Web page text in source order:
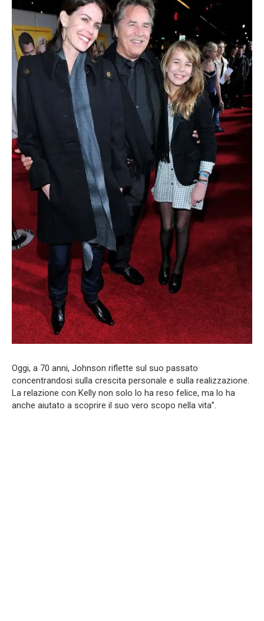
Oggi, a 70 anni, Johnson riflette sul suo passato
concentrandosi sulla crescita personale e sulla realizzazione.
La relazione con Kelly non solo lo ha reso felice, ma lo ha
anche aiutato a scoprire il suo vero scopo nella vita”.